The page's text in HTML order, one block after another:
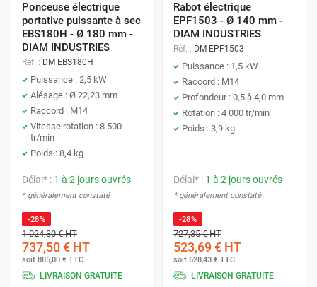
Ponceuse électrique
portative puissante à sec
EBS180H - Ø 180 mm -
DIAM INDUSTRIES
Réf. : DM EBS180H
Puissance : 2,5 kW
Alésage : Ø 22,23 mm
Raccord : M14
Vitesse rotation : 8 500
tr/min
Poids : 8,4 kg
Délai* : 1 à 2 jours ouvrés
* généralement constaté
-28%
1 024,30 €HT
737,50 € HT
soit 885,00 € TTC
LIVRAISON GRATUITE
Rabot électrique
EPF1503 - Ø 140 mm -
DIAM INDUSTRIES
Réf. : DM EPF1503
Puissance : 1,5 kW
Raccord : M14
Profondeur : 0,5 à 4,0 mm
Rotation : 4 000 tr/min
Poids : 3,9 kg
Délai* : 1 à 2 jours ouvrés
* généralement constaté
-28%
727,35 €HT
523,69 € HT
soit 628,43 € TTC
LIVRAISON GRATUITE